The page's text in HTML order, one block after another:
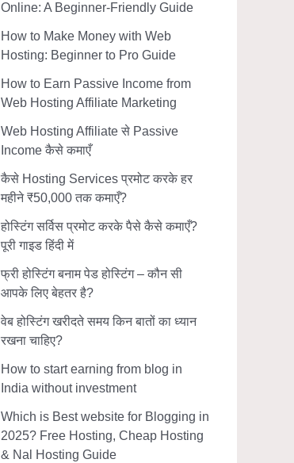
Online: A Beginner-Friendly Guide
How to Make Money with Web
Hosting: Beginner to Pro Guide
How to Earn Passive Income from
Web Hosting Affiliate Marketing
Web Hosting Affiliate से Passive
Income कैसे कमाएँ
कैसे Hosting Services प्रमोट करके हर
महीने ₹50,000 तक कमाएँ?
होस्टिंग सर्विस प्रमोट करके पैसे कैसे कमाएँ?
पूरी गाइड हिंदी में
फ्री होस्टिंग बनाम पेड होस्टिंग – कौन सी
आपके लिए बेहतर है?
वेब होस्टिंग खरीदते समय किन बातों का ध्यान
रखना चाहिए?
How to start earning from blog in
India without investment
Which is Best website for Blogging in
2025? Free Hosting, Cheap Hosting
& Nal Hosting Guide